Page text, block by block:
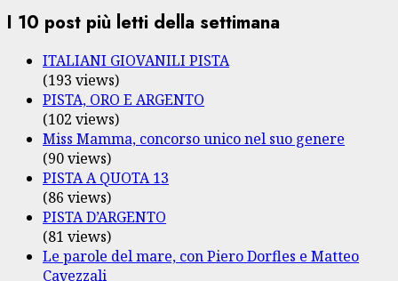
I 10 post più letti della settimana
ITALIANI GIOVANILI PISTA
(193 views)
PISTA, ORO E ARGENTO
(102 views)
Miss Mamma, concorso unico nel suo genere
(90 views)
PISTA A QUOTA 13
(86 views)
PISTA D’ARGENTO
(81 views)
Le parole del mare, con Piero Dorfles e Matteo
Cavezzali